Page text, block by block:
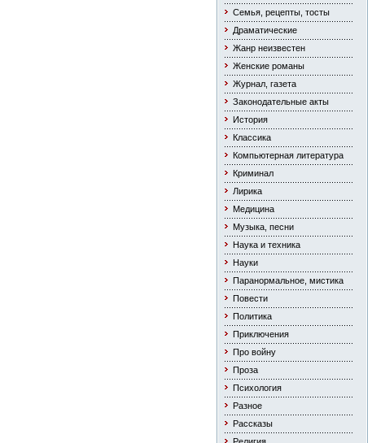
Семья, рецепты, тосты
Драматические
Жанр неизвестен
Женские романы
Журнал, газета
Законодательные акты
История
Классика
Компьютерная литература
Криминал
Лирика
Медицина
Музыка, песни
Наука и техника
Науки
Паранормальное, мистика
Повести
Политика
Приключения
Про войну
Проза
Психология
Разное
Рассказы